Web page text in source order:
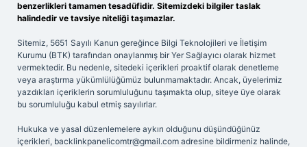
benzerlikleri tamamen tesadüfidir. Sitemizdeki bilgiler taslak
halindedir ve tavsiye niteliği taşımazlar.
Sitemiz, 5651 Sayılı Kanun gereğince Bilgi Teknolojileri ve İletişim
Kurumu (BTK) tarafından onaylanmış bir Yer Sağlayıcı olarak hizmet
vermektedir. Bu nedenle, sitedeki içerikleri proaktif olarak denetleme
veya araştırma yükümlülüğümüz bulunmamaktadır. Ancak, üyelerimiz
yazdıkları içeriklerin sorumluluğunu taşımakta olup, siteye üye olarak
bu sorumluluğu kabul etmiş sayılırlar.
Hukuka ve yasal düzenlemelere aykırı olduğunu düşündüğünüz
içerikleri, backlinkpanelicomtr@gmail.com adresine bildirmeniz halinde,